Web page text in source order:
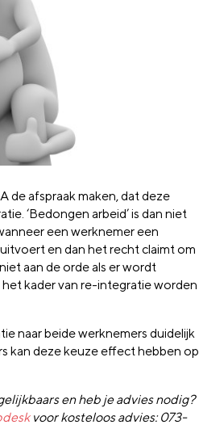
de afspraak maken, dat deze
‘Bedongen arbeid’ is dan niet
een werknemer een
en dan het recht claimt om
aan de orde als er wordt
kader van re-integratie worden
naar beide werknemers duidelijk
kan deze keuze effect hebben op
en heb je advies nodig?
voor kosteloos advies: 073-